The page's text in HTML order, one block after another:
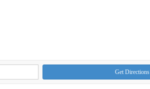
Get Directions